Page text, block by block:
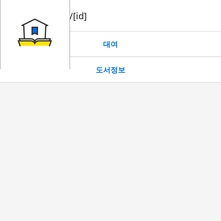
book/rent/[id]
대여
도서정보